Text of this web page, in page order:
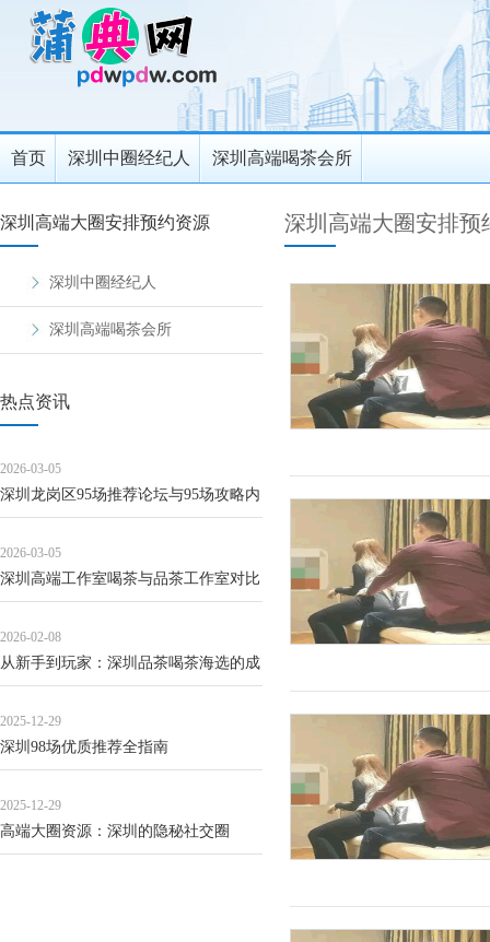
首页 深圳中圈经纪人 深圳高端喝茶会所
深圳高端大圈安排预约资源
深圳中圈经纪人
深圳高端喝茶会所
热点资讯
2026-03-05
深圳龙岗区95场推荐论坛与95场攻略内
2026-03-05
深圳高端工作室喝茶与品茶工作室对比
2026-02-08
从新手到玩家：深圳品茶喝茶海选的成
2025-12-29
深圳98场优质推荐全指南
2025-12-29
高端大圈资源：深圳的隐秘社交圈
深圳高端大圈安排预